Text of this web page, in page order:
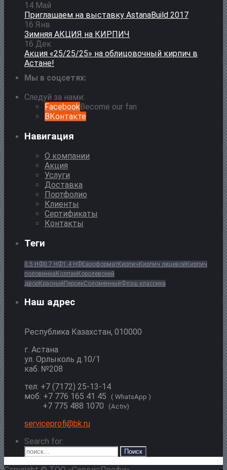
14 Май
Приглашаем на выставку AstanaBuild 2017
16 Янв
Зимняя АКЦИЯ на КИРПИЧ
16 Дек
Акция «25/25/25» на облицовочный кирпич в
Астане!
Мы в соцсетях:
Следуй за нами:
FacebookBecome our fan
ВКонтакте
Навигация
О компании
Акция
Услуги
Доставка
Портфолио
Клиенты
Сертификаты
Контакты
Теги
0.5 НФ0.7 НФ1.4 НФЕвроформатКирпичКирпич лицевойКирпич
половинкаКолпакКоролевский
дворКрасныйПерсикСоломенныйФлэш классика
Наш адрес
Республика Казахстан, 010000
г. Астана
ул. Орлыколь д.10/1
каб. №208
тел: +7 (7172) 25-13-14
моб: +7 776 165 41 45 ( WhatsApp )
+7 775 488 1070 (Activ)
serviceprofi@bk.ru
Search for: